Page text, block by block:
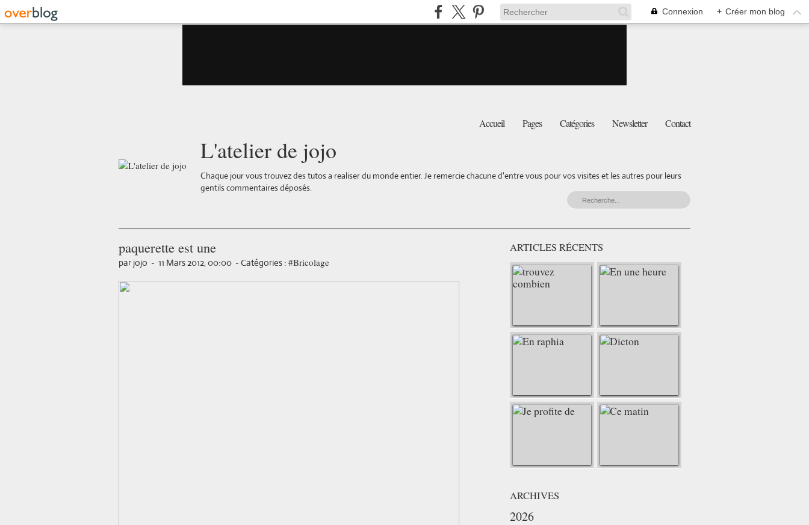
Connexion + Créer mon blog
Accueil Pages Catégories Newsletter Contact
L'atelier de jojo
Chaque jour vous trouvez des tutos a realiser du monde entier. Je remercie chacune d'entre vous pour vos visites et les autres pour leurs
gentils commentaires déposés.
paquerette est une
par jojo - 11 Mars 2012, 00:00 - Catégories : #Bricolage
ARTICLES RÉCENTS
ARCHIVES
2026